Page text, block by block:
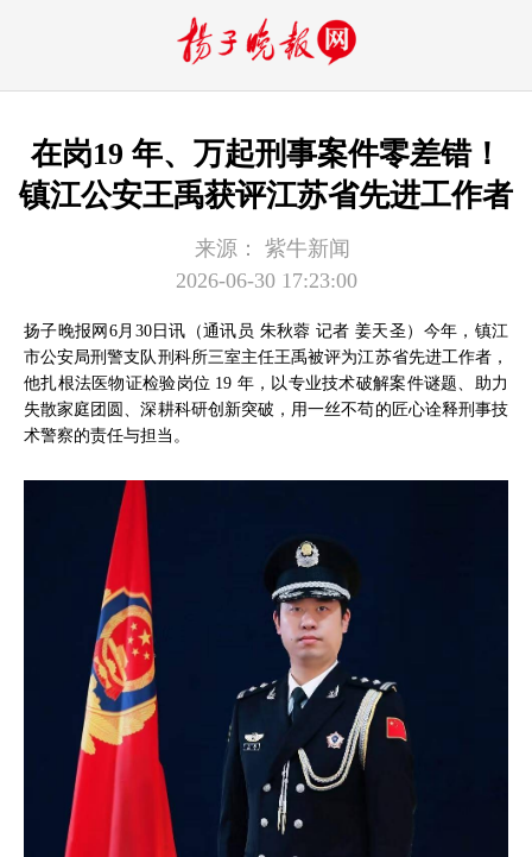
在岗19 年、万起刑事案件零差错！
镇江公安王禹获评江苏省先进工作者
来源：
紫牛新闻
2026-06-30 17:23:00
扬子晚报网6月30日讯（通讯员 朱秋蓉 记者 姜天圣）今年，镇江
市公安局刑警支队刑科所三室主任王禹被评为江苏省先进工作者，
他扎根法医物证检验岗位 19 年，以专业技术破解案件谜题、助力
失散家庭团圆、深耕科研创新突破，用一丝不苟的匠心诠释刑事技
术警察的责任与担当。